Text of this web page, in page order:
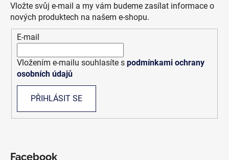
Vložte svůj e-mail a my vám budeme zasílat informace o
nových produktech na našem e-shopu.
E-mail
Vložením e-mailu souhlasíte s podmínkami ochrany
osobních údajů
PŘIHLÁSIT SE
Facebook